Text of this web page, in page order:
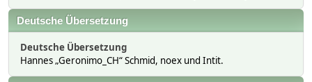
Deutsche Übersetzung
Deutsche Übersetzung
Hannes „Geronimo_CH“ Schmid, noex und Intit.